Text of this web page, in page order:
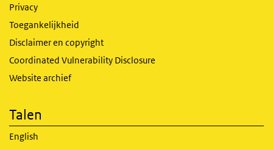
Privacy
Toegankelijkheid
Disclaimer en copyright
Coordinated Vulnerability Disclosure
Website archief
Talen
English